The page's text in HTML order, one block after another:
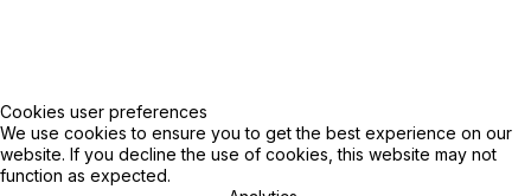
Cookies user preferences
We use cookies to ensure you to get the best experience on our
website. If you decline the use of cookies, this website may not
function as expected.